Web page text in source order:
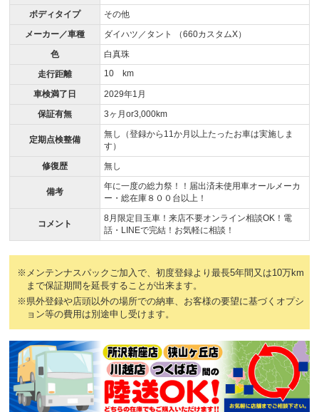
ボディタイプ
その他
メーカー／車種
ダイハツ／タント （660カスタムX）
色
白真珠
走行距離
10 km
車検満了日
2029年1月
保証有無
3ヶ月or3,000km
定期点検整備
無し（登録から11か月以上たったお車は実施しま
す）
修復歴
無し
備考
年に一度の総力祭！！届出済未使用車オールメーカ
ー・総在庫８００台以上！
コメント
8月限定目玉車！来店不要オンライン相談OK！電
話・LINEで完結！お気軽に相談！
※メンテンナスパックご加入で、初度登録より最長5年間又は10万km
まで保証期間を延長することが出来ます。
※県外登録や店頭以外の場所での納車、お客様の要望に基づくオプシ
ョン等の費用は別途申し受けます。